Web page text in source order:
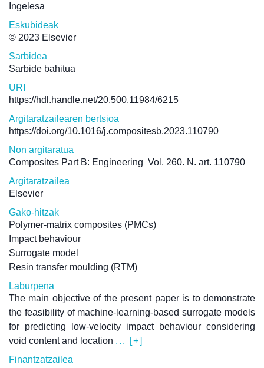
Ingelesa
Eskubideak
© 2023 Elsevier
Sarbidea
Sarbide bahitua
URI
https://hdl.handle.net/20.500.11984/6215
Argitaratzailearen bertsioa
https://doi.org/10.1016/j.compositesb.2023.110790
Non argitaratua
Composites Part B: Engineering Vol. 260. N. art. 110790
Argitaratzailea
Elsevier
Gako-hitzak
Polymer-matrix composites (PMCs)
Impact behaviour
Surrogate model
Resin transfer moulding (RTM)
Laburpena
The main objective of the present paper is to demonstrate
the feasibility of machine-learning-based surrogate models
for predicting low-velocity impact behaviour considering
void content and location ... [+]
Finantzatzailea